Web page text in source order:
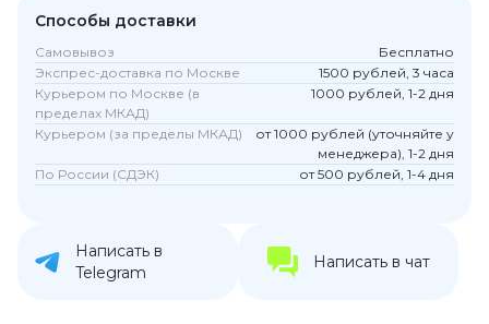
Способы доставки
Самовывоз
Бесплатно
Экспрес-доставка по Москве
1500 рублей, 3 часа
Курьером по Москве (в
пределах МКАД)
1000 рублей, 1-2 дня
Курьером (за пределы МКАД)
от 1000 рублей (уточняйте у
менеджера), 1-2 дня
По России (СДЭК)
от 500 рублей, 1-4 дня
Написать в
Telegram
Написать в чат